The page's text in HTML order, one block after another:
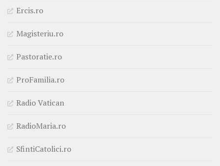
Ercis.ro
Magisteriu.ro
Pastoratie.ro
ProFamilia.ro
Radio Vatican
RadioMaria.ro
SfintiCatolici.ro